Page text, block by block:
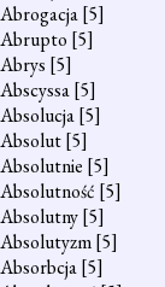
Abrogacja[5]
Abrupto [5]
Abrys [5]
Abscyssa[5]
Absolucja[5]
Absolut[5]
Absolutnie [5]
Absolutność [5]
Absolutny[5]
Absolutyzm[5]
Absorbcja[5]